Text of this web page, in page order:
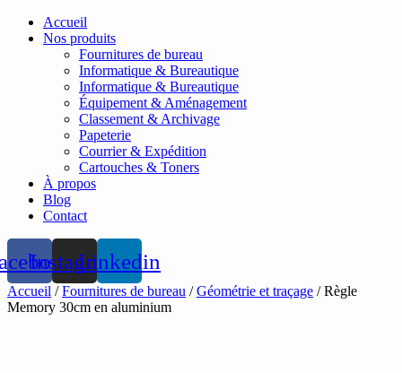
Accueil
Nos produits
Fournitures de bureau
Informatique & Bureautique
Informatique & Bureautique
Équipement & Aménagement
Classement & Archivage
Papeterie
Courrier & Expédition
Cartouches & Toners
À propos
Blog
Contact
InstagramLinkedin
Accueil /Fournitures de bureau /Géométrie et traçage / Règle
Memory 30cm en aluminium